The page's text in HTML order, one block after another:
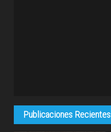
Publicaciones Recientes